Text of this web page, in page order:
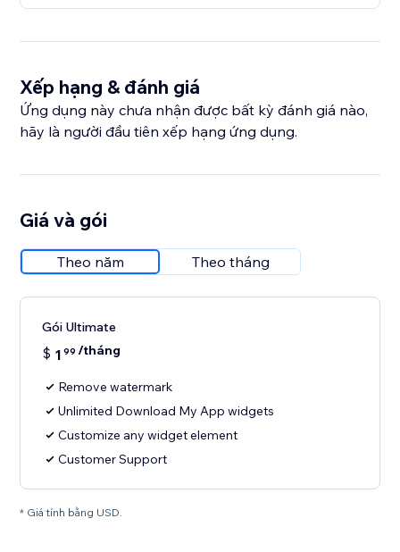
Xếp hạng & đánh giá
Ứng dụng này chưa nhận được bất kỳ đánh giá nào,
hãy là người đầu tiên xếp hạng ứng dụng.
Giá và gói
Theo năm Theo tháng
Gói Ultimate
$ 1 99 /tháng
Remove watermark
Unlimited Download My App widgets
Customize any widget element
Customer Support
* Giá tính bằng USD.